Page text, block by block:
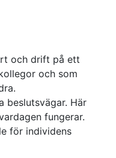
och drift på ett
och som
beslutsvägar. Här
fungerar.
för individens